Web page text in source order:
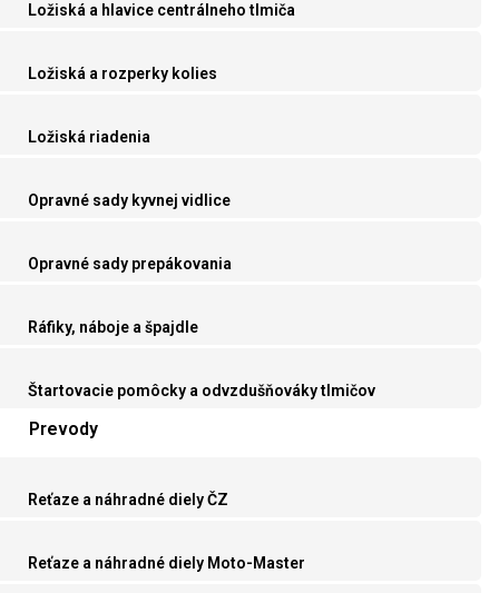
Ložiská a hlavice centrálneho tlmiča
Ložiská a rozperky kolies
Ložiská riadenia
Opravné sady kyvnej vidlice
Opravné sady prepákovania
Ráfiky, náboje a špajdle
Štartovacie pomôcky a odvzdušňováky tlmičov
Prevody
Reťaze a náhradné diely ČZ
Reťaze a náhradné diely Moto-Master